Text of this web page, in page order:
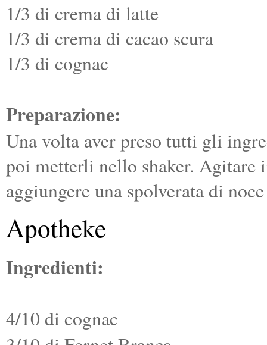
1/3 di crema di latte
1/3 di crema di cacao scura
1/3 di cognac
Preparazione:
Una volta aver preso tutti gli
poi metterli nello shaker. Agitare
aggiungere una spolverata di
Apotheke
Ingredienti:
4/10 di cognac